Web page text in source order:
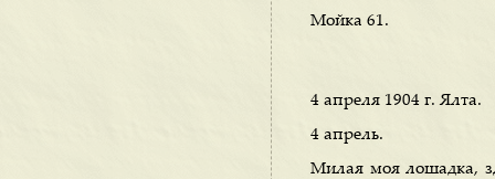
Мойка 61.
4 апреля 1904 г. Ялта.
4 апрель.
Милая моя лошадка,